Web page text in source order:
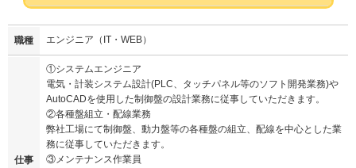
職種 エンジニア（IT・WEB）
仕事
①システムエンジニア
電気・計装システム設計(PLC、タッチパネル等のソフト開発業務)や
AutoCADを使用した制御盤の設計業務に従事していただきます。
②各種盤組立・配線業務
弊社工場にて制御盤、動力盤等の各種盤の組立、配線を中心とした業
務に従事していただきます。
③メンテナンス作業員